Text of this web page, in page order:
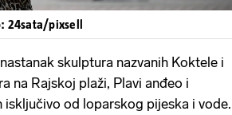
24sata/pixsell
skulptura nazvanih Koktele i
na Rajskoj plaži, Plavi anđeo i
isključivo od loparskog pijeska i vode.